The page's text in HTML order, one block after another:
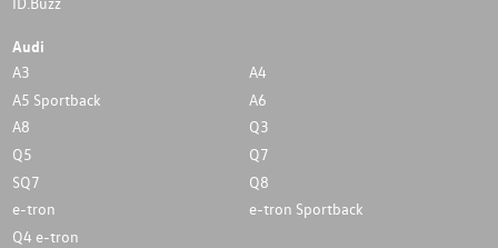
Audi
A3
A4
A5 Sportback
A6
A8
Q3
Q5
Q7
SQ7
Q8
e-tron
e-tron Sportback
Q4 e-tron